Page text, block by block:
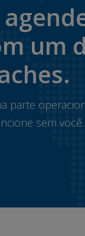
um
parte
sem você.